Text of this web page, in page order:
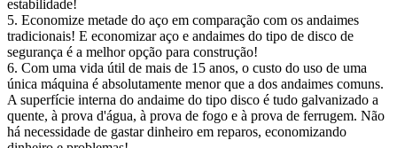
estabilidade!
5. Economize metade do aço em comparação com os andaimes
tradicionais! E economizar aço e andaimes do tipo de disco de
segurança é a melhor opção para construção!
6. Com uma vida útil de mais de 15 anos, o custo do uso de uma
única máquina é absolutamente menor que a dos andaimes comuns.
A superfície interna do andaime do tipo disco é tudo galvanizado a
quente, à prova d'água, à prova de fogo e à prova de ferrugem. Não
há necessidade de gastar dinheiro em reparos, economizando